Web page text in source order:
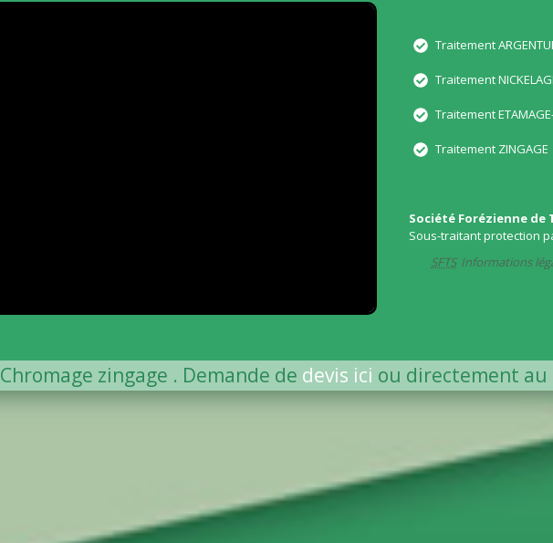
Traitement
Traitement
Traitement
Traitement ZINGAGE
Société Forézienne
Sous-traitant protection
SFTS Informations
Chromage zingage . Demande de devis ici ou directement au